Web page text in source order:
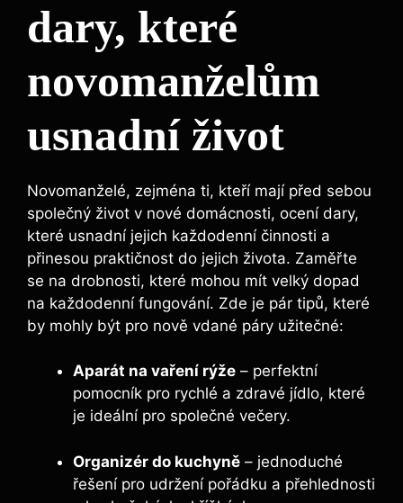
dary, které
novomanželům
usnadní život
Novomanželé, zejména ti, kteří mají před sebou
společný život v nové domácnosti, ocení dary,
které usnadní jejich každodenní činnosti a
přinesou praktičnost do jejich života. Zaměřte
se na drobnosti, které mohou mít velký dopad
na každodenní fungování. Zde je pár tipů, které
by mohly být pro nově vdané páry užitečné:
Aparát na vaření rýže – perfektní
pomocník pro rychlé a zdravé jídlo, které
je ideální pro společné večery.
Organizér do kuchyně – jednoduché
řešení pro udržení pořádku a přehlednosti